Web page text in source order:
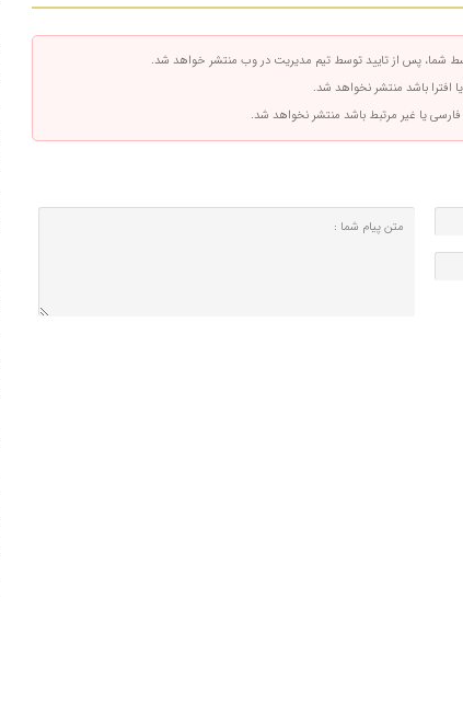
شما، پس از تایید توسط تیم مدیریت در وب منتشر خواهد شد.
افترا باشد منتشر نخواهد شد.
فارسی یا غیر مرتبط باشد منتشر نخواهد شد.